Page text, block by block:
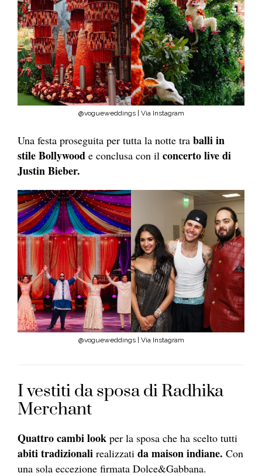
@vogueweddings | Via Instagram
Una festa proseguita per tutta la notte tra balli in
stile Bollywood e conclusa con il concerto live di
Justin Bieber.
@vogueweddings | Via Instagram
I vestiti da sposa di Radhika
Merchant
Quattro cambi look per la sposa che ha scelto tutti
abiti tradizionali realizzati da maison indiane. Con
una sola eccezione firmata Dolce&Gabbana.